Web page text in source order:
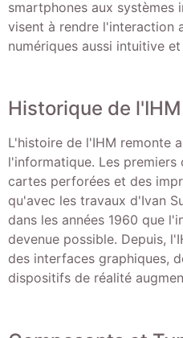
smartphones aux systèmes
visent à rendre l'interaction
numériques aussi intuitive
Historique de l'IHM
L'histoire de l'IHM remonte
l'informatique. Les
cartes perforées et des
qu'avec les travaux d'Ivan
dans les années 1960 que
devenue possible. Depuis,
des interfaces graphiques,
dispositifs de réalité